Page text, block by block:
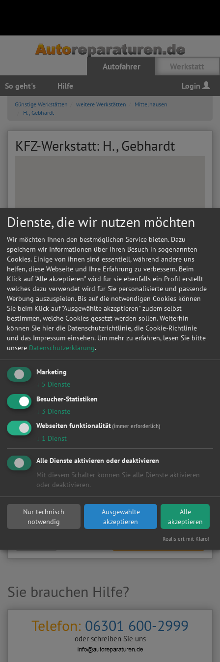
Autofahrer Werkstatt
So geht's Hilfe Login
Günstige Werkstätten weitere Werkstätten
Mittelhausen
H., Gebhardt
KFZ-Werkstatt: H., Gebhardt
Kontakt
H., Gebhardt
Bäckerberg 83
Mittelhausen
Autowerkstatt
Kundenanfragen erhalten?
▶ Werkstatt aktivieren
eine kostenlose und unverbindliche Reparaturanfrage
stellen?
Werkstattanfrage stellen
Sie brauchen Hilfe?
Telefon: 06301 600-2999
oder schreiben Sie uns
Dienste, die wir nutzen möchten
Wir möchten Ihnen den bestmöglichen Service bieten. Dazu
speichern wir Informationen über Ihren Besuch in sogenannten
Cookies. Einige von ihnen sind essentiell, während andere uns
helfen, diese Webseite und Ihre Erfahrung zu verbessern. Beim
Klick auf "Alle akzeptieren" wird für sie ebenfalls ein Profil erstellt
welches dazu verwendet wird für Sie personalisierte und passende
Werbung auszuspielen. Bis auf die notwendigen Cookies können
Sie beim Klick auf "Ausgewählte akzeptieren" zudem selbst
bestimmen, welche Cookies gesetzt werden sollen. Weiterhin
können Sie hier die Datenschutzrichtlinie, die Cookie-Richtlinie
und das Impressum einsehen. Um mehr zu erfahren, lesen Sie bitte
unsere Datenschutzerklärung.
Marketing
↓ 5 Dienste
Besucher-Statistiken
↓ 3 Dienste
Webseiten funktionalität(immer erforderlich)
↓ 1 Dienst
Alle Dienste aktivieren oder deaktivieren
Mit diesem Schalter können Sie alle Dienste aktivieren
oder deaktivieren.
Nur technisch
notwendig
Ausgewählte
akzeptieren
Alle
akzeptieren
Realisiert mit Klaro!